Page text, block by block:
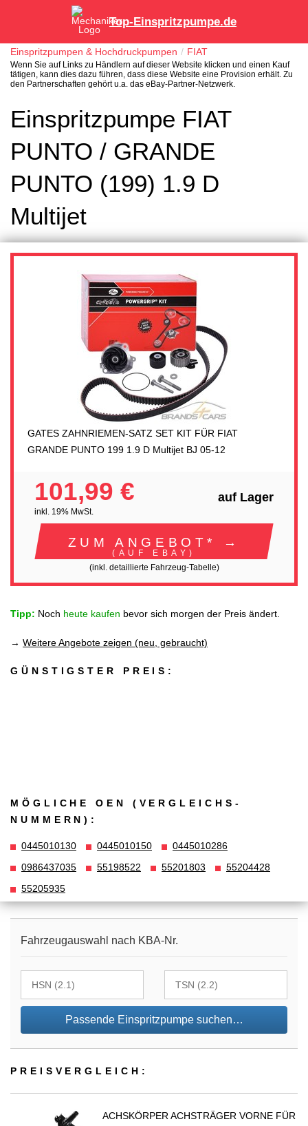
Top-Einspritzpumpe.de
Einspritzpumpen & Hochdruckpumpen FIAT
Wenn Sie auf Links zu Händlern auf dieser Website klicken und einen Kauf
tätigen, kann dies dazu führen, dass diese Website eine Provision erhält. Zu
den Partnerschaften gehört u.a. das eBay-Partner-Netzwerk.
Einspritzpumpe FIAT
PUNTO / GRANDE
PUNTO (199) 1.9 D
Multijet
GATES ZAHNRIEMEN-SATZ SET KIT FÜR FIAT
GRANDE PUNTO 199 1.9 D Multijet BJ 05-12
101,99 €
inkl. 19% MwSt.
auf Lager
ZUM ANGEBOT* →
(AUF EBAY)
(inkl. detaillierte Fahrzeug-Tabelle)
Tipp: Noch heute kaufen bevor sich morgen der Preis ändert.
→ Weitere Angebote zeigen (neu, gebraucht)
GÜNSTIGSTER PREIS:
MÖGLICHE OEN (VERGLEICHS­
NUMMERN):
0445010130 0445010150
0445010286
0986437035
55198522 55201803
55204428
55205935
Fahrzeugauswahl nach KBA-Nr.
Passende Einspritzpumpe suchen…
PREIS­VER­GLEICH:
ACHSKÖRPER ACHSTRÄGER VORNE FÜR